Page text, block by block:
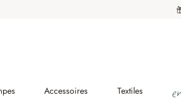
Accessoires Textiles